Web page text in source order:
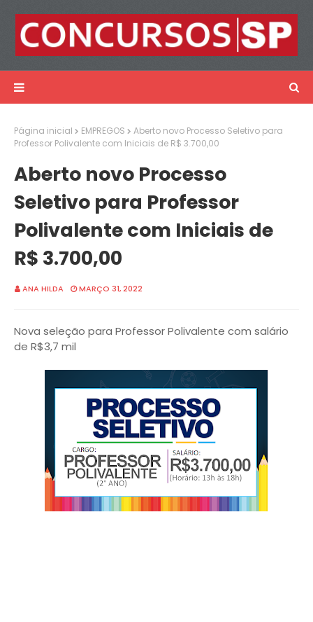
Página inicial EMPREGOS
Aberto novo Processo Seletivo para
Professor Polivalente com Iniciais de R$ 3.700,00
Aberto novo Processo
Seletivo para Professor
Polivalente com Iniciais de
R$ 3.700,00
ANA HILDA MARÇO 31, 2022
Nova seleção para Professor Polivalente com salário
de R$3,7 mil